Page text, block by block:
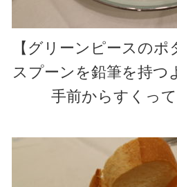
【グリーンピースの
スプーンを鉛筆を持つ
手前からすくって